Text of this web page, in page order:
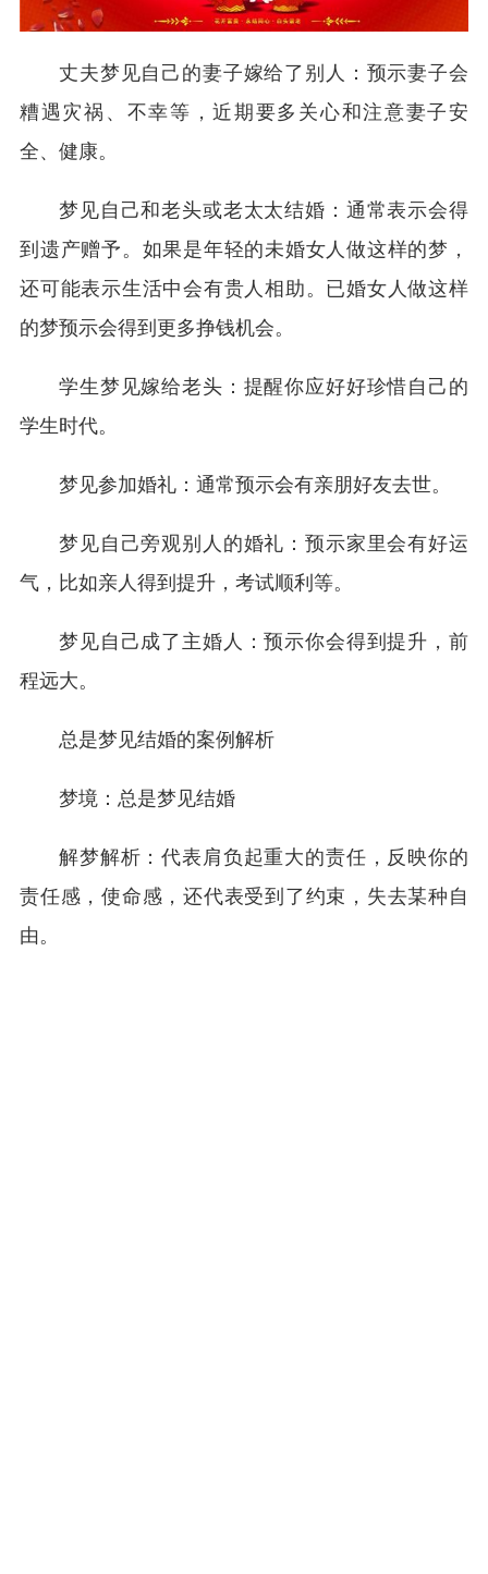
丈夫梦见自己的妻子嫁给了别人：预示妻子会
糟遇灾祸、不幸等，近期要多关心和注意妻子安
全、健康。
梦见自己和老头或老太太结婚：通常表示会得
到遗产赠予。如果是年轻的未婚女人做这样的梦，
还可能表示生活中会有贵人相助。已婚女人做这样
的梦预示会得到更多挣钱机会。
学生梦见嫁给老头：提醒你应好好珍惜自己的
学生时代。
梦见参加婚礼：通常预示会有亲朋好友去世。
梦见自己旁观别人的婚礼：预示家里会有好运
气，比如亲人得到提升，考试顺利等。
梦见自己成了主婚人：预示你会得到提升，前
程远大。
总是梦见结婚的案例解析
梦境：总是梦见结婚
解梦解析：代表肩负起重大的责任，反映你的
责任感，使命感，还代表受到了约束，失去某种自
由。